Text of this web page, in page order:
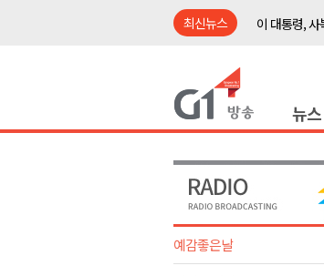
최신뉴스
이 대통령, 사
이광재 국
육동한 시장,
영월군, 국·
삼척 공공산
강원자치도
뉴스
예감좋은날